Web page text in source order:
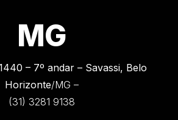
MG
– 7º andar – Savassi, Belo
Horizonte/MG –
(31) 3281 9138